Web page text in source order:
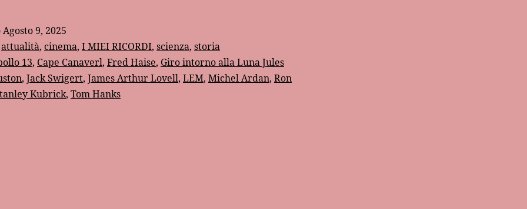
Agosto 9, 2025
attualità, cinema, I MIEI RICORDI, scienza, storia
13, Cape Canaverl, Fred Haise, Giro intorno alla Luna Jules
, Jack Swigert, James Arthur Lovell, LEM, Michel Ardan, Ron
Kubrick, Tom Hanks